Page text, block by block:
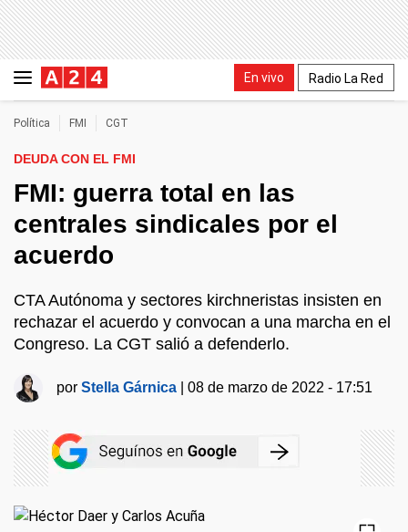
En vivo Radio La Red
Política FMI CGT
DEUDA CON EL FMI
FMI: guerra total en las
centrales sindicales por el
acuerdo
CTA Autónoma y sectores kirchneristas insisten en
rechazar el acuerdo y convocan a una marcha en el
Congreso. La CGT salió a defenderlo.
porStella Gárnica |08 de marzo de 2022 - 17:51